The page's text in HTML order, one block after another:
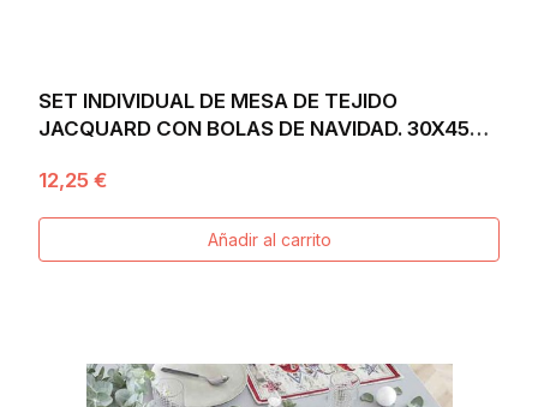
SET INDIVIDUAL DE MESA DE TEJIDO
JACQUARD CON BOLAS DE NAVIDAD. 30X45
12,25 €
Añadir al carrito